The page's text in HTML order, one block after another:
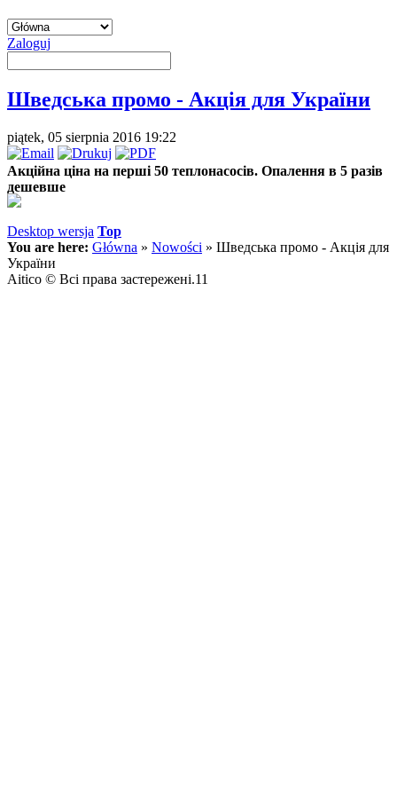
Zaloguj
Шведська промо - Акція для України
piątek, 05 sierpnia 2016 19:22
Акційна ціна на перші 50 теплонасосів. Опалення в 5 разів
дешевше
Desktop wersja Top
You are here: Główna » Nowości » Шведська промо - Акція для
України
Aitico © Всі права застережені.11